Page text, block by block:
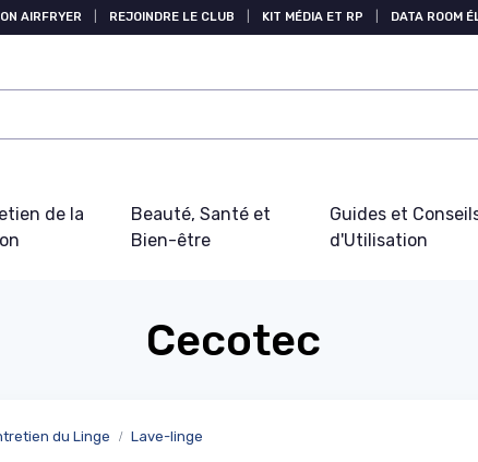
AIRFRYER REJOINDRE LE CLUB KIT MÉDIA ET RP DATA ROOM
de la
Beauté, Santé et
Bien-être
Guides et
d'Utilisation
Cecotec
du Linge Lave-linge